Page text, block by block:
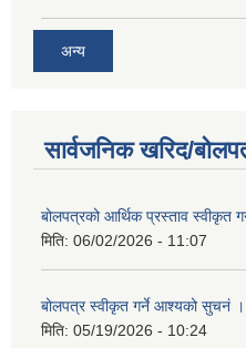
अन्य
सार्वजनिक खरिद/
बोलपत्रको आर्थिक प्रस्ताव स्वीकृत
मिति: 06/02/2026 - 11:07
बोलपत्र स्वीकृत गर्ने आश्यको सुचनं
मिति: 05/19/2026 - 10:24